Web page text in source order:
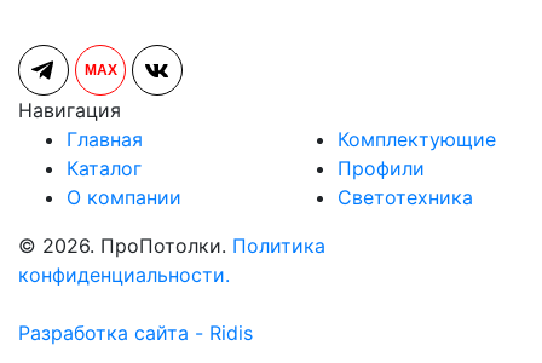
MAX
Навигация
Главная
Каталог
О компании
Комплектующие
Профили
Светотехника
© 2026. ПроПотолки. Политика
конфиденциальности.
Разработка сайта - Ridis